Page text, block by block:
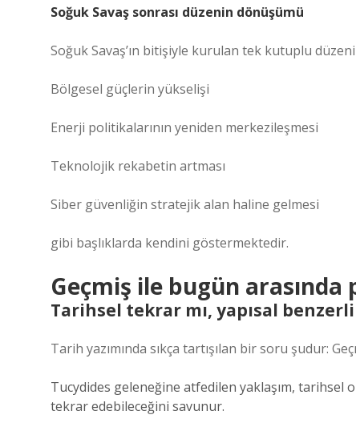
Soğuk Savaş sonrası düzenin dönüşümü
Soğuk Savaş’ın bitişiyle kurulan tek kutuplu
Bölgesel güçlerin yükselişi
Enerji politikalarının yeniden merkezileşmesi
Teknolojik rekabetin artması
Siber güvenliğin stratejik alan haline gelmesi
gibi başlıklarda kendini göstermektedir.
Geçmiş ile bugün
Tarihsel tekrar mı, yapısal
Tarih yazımında sıkça tartışılan bir soru şudur:
Tucydides geleneğine atfedilen yaklaşım, tarihsel
tekrar edebileceğini savunur.